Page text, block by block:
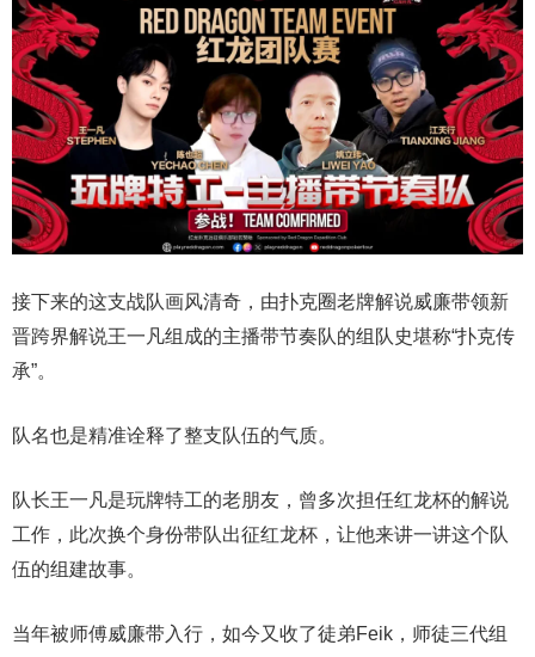
接下来的这支战队画风清奇，由扑克圈老牌解说威廉带领新
晋跨界解说王一凡组成的主播带节奏队的组队史堪称“扑克传
承”。
队名也是精准诠释了整支队伍的气质。
队长王一凡是玩牌特工的老朋友，曾多次担任红龙杯的解说
工作，此次换个身份带队出征红龙杯，让他来讲一讲这个队
伍的组建故事。
当年被师傅威廉带入行，如今又收了徒弟Feik，师徒三代组